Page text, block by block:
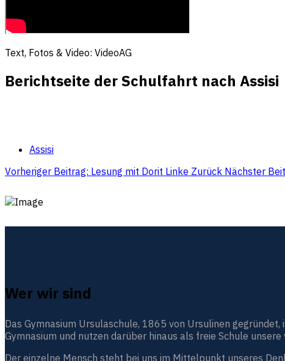
Text, Fotos & Video: VideoAG
Berichtseite der Schulfahrt nach Assisi
Assisi
Vorheriger Beitrag: Lesung mit Dorit Linke Zurück Nächster
Wer wir sind
Das Gymnasium Ursulaschule, 1865 von Ursulinen
Gymnasium und nutzen darüber hinaus als freie Schule
Der einzelne Mensch steht bei uns im Mittelpunkt unseres